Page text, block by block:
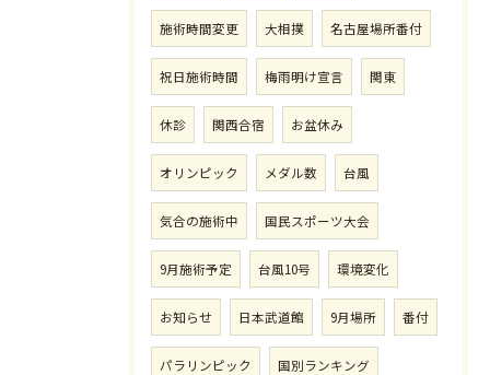
施術時間変更 大相撲 名古屋場所番付
祝日施術時間 梅雨明け宣言 関東
休診 関西合宿 お盆休み
オリンピック メダル数 台風
気合の施術中 国民スポーツ大会
9月施術予定 台風10号 環境変化
お知らせ 日本武道館 9月場所 番付
パラリンピック 国別ランキング